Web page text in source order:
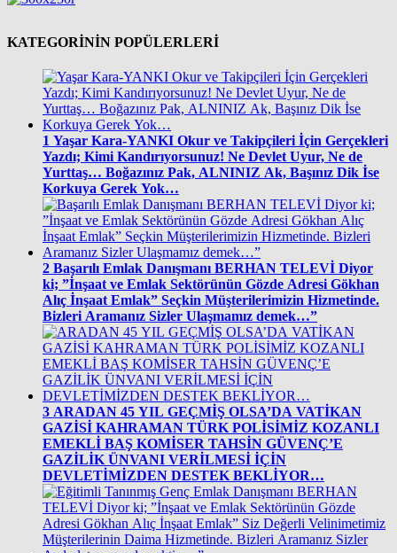
KATEGORİNİN POPÜLERLERİ
1 Yaşar Kara-YANKI Okur ve Takipçileri İçin Gerçekleri
Yazdı; Kimi Kandırıyorsunuz! Ne Devlet Uyur, Ne de
Yurttaş… Boğazınız Pak, ALNINIZ Ak, Başınız Dik İse
Korkuya Gerek Yok…
2 Başarılı Emlak Danışmanı BERHAN TELEVİ Diyor
ki; ”İnşaat ve Emlak Sektörünün Gözde Adresi Gökhan
Alıç İnşaat Emlak” Seçkin Müşterilerimizin Hizmetinde.
Bizleri Aramanız Sizler Ulaşmamız demek…”
3 ARADAN 45 YIL GEÇMİŞ OLSA’DA VATİKAN
GAZİSİ KAHRAMAN TÜRK POLİSİMİZ KOZANLI
EMEKLİ BAŞ KOMİSER TAHSİN GÜVENÇ’E
GAZİLİK ÜNVANI VERİLMESİ İÇİN
DEVLETİMİZDEN DESTEK BEKLİYOR…